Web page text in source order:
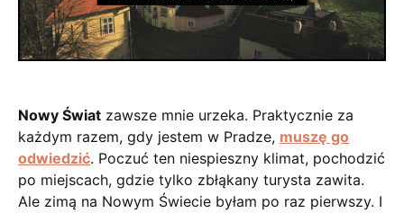
Nowy Świat zawsze mnie urzeka. Praktycznie za
każdym razem, gdy jestem w Pradze, muszę go
odwiedzić. Poczuć ten niespieszny klimat, pochodzić
po miejscach, gdzie tylko zbłąkany turysta zawita.
Ale zimą na Nowym Świecie byłam po raz pierwszy. I